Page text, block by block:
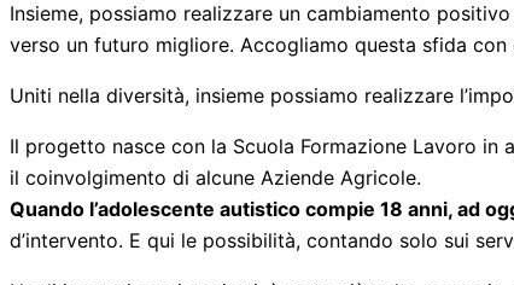
Insieme, possiamo realizzare un cambiamento
verso un futuro migliore. Accogliamo questa sfida
Uniti nella diversità, insieme possiamo realizzare
Il progetto nasce con la Scuola Formazione Lavoro
il coinvolgimento di alcune Aziende Agricole.
Quando l’adolescente autistico compie 18 anni, ad
d’intervento. E qui le possibilità, contando solo sui